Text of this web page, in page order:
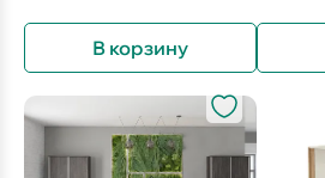
В корзину